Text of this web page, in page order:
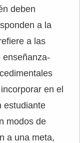
deben
a la
a las
enseñanza-
en el
estudiante
modos de
a una meta,